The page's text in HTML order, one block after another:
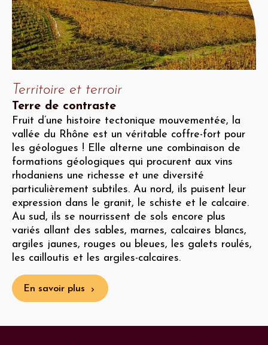
Territoire et terroir
Terre de contraste
Fruit d’une histoire tectonique mouvementée, la
vallée du Rhône est un véritable coffre-fort pour
les géologues ! Elle alterne une combinaison de
formations géologiques qui procurent aux vins
rhodaniens une richesse et une diversité
particulièrement subtiles. Au nord, ils puisent leur
expression dans le granit, le schiste et le calcaire.
Au sud, ils se nourrissent de sols encore plus
variés allant des sables, marnes, calcaires blancs,
argiles jaunes, rouges ou bleues, les galets roulés,
les cailloutis et les argiles-calcaires.
En savoir plus